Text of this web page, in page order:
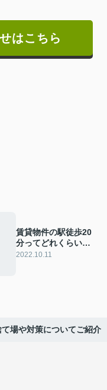
はこちら
賃貸物件の駅徒歩20
分ってどれくらい？
メリットや自転車の
2022.10.11
場や対策についてご紹介